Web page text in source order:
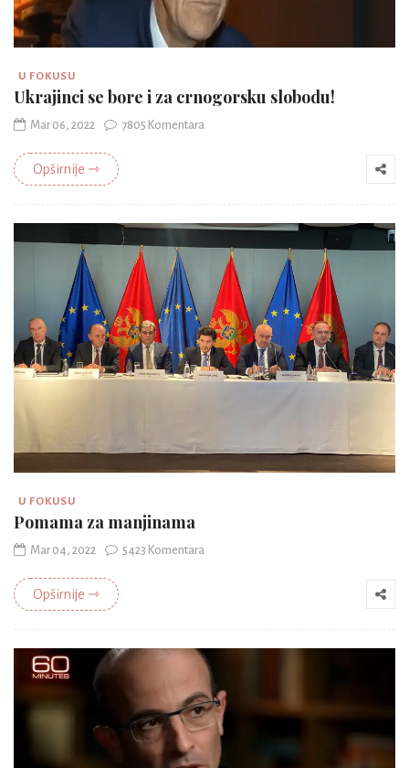
U FOKUSU
Ukrajinci se bore i za crnogorsku slobodu!
Mar 06, 2022 7805 Komentara
Opširnije ⇾
U FOKUSU
Pomama za manjinama
Mar 04, 2022 5423 Komentara
Opširnije ⇾